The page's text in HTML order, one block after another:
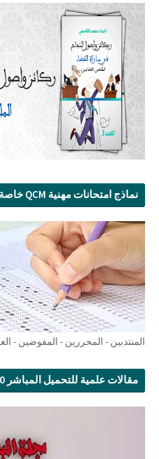
نماذج امتحانات مهنية QCM خاصة بمباريات وزارة العدل
المنتدبين - المحررين - المفوضين -
مقالات علمية للتحميل المباشر 10.000+ مقال علمي قانوني